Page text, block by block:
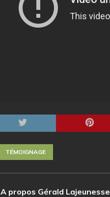
TÉMOIGNAGE
A propos Gérald Lajeunesse